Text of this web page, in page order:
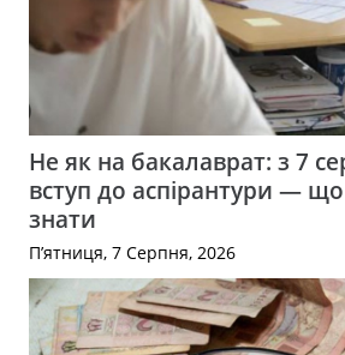
Не як на бакалаврат: з 7
вступ до аспірантури —
знати
П’ятниця, 7 Серпня, 2026